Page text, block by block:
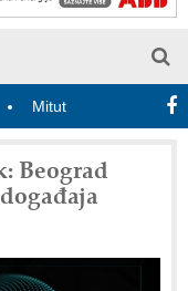
Mitutoyo Crysta-Apex V
Beograd